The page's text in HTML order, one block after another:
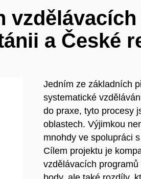
a České
Jedním ze základních
systematické
do praxe, tyto procesy
oblastech. Výjimkou
mnohdy ve spolupráci
Cílem projektu je
vzdělávacích